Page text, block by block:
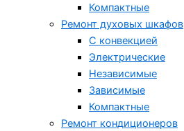
Компактные
Ремонт духовых шкафов
С конвекцией
Электрические
Независимые
Зависимые
Компактные
Ремонт кондиционеров